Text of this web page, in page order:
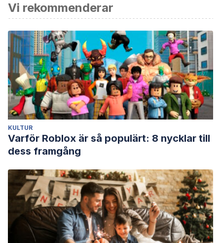
Vi rekommenderar
KULTUR
Varför Roblox är så populärt: 8 nycklar till
dess framgång